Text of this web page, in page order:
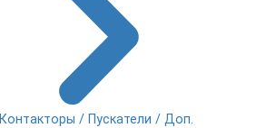
Контакторы / Пускатели / Доп.